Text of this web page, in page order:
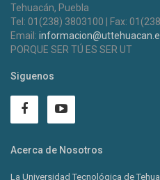
Tehuacán, Puebla
Tel: 01(238) 3803100 | Fax:
Email:
PORQUE SER TÚ ES SER UT
Siguenos
Acerca de Nosotros
La Universidad Tecnológica de